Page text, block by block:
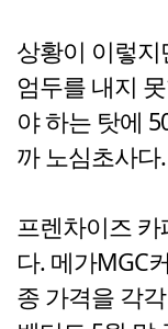
상황이 이렇
엄두를 내지
야 하는 탓에
까 노심초사다.
프렌차이즈
다. 메가MGC
종 가격을 각